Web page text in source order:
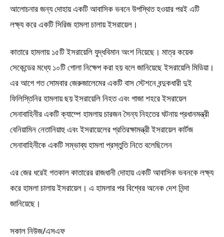
আলোচনার জন্য দোহায় একটি আবাসিক ভবনে উপস্থিত হওয়ার পরই এটি
লক্ষ্য করে একটি সিরিজ হামলা চালায় ইসরায়েল।
কাতারে হামলায় ১৫টি ইসরায়েলি যুদ্ধবিমান অংশ নিয়েছে। মাত্র কয়েক
সেকেন্ডের মধ্যে ১০টি গোলা নিক্ষেপ করা হয় বলে জানিয়েছে ইসরায়েলি মিডিয়া।
এর আগে গত সোমবার জেরুজালেমের একটি বাস স্টেশনে বন্দুকধারী দুই
ফিলিস্তিনির হামলায় ছয় ইসরায়েলি নিহত এবং গাজা শহরে ইসরায়েল
সেনাবাহিনীর একটি ক্যাম্পে হামলায় চারজন সৈন্য নিহতের ঘটনায় প্রধানমন্ত্রী
বেনিয়ামিন নেতানিয়াহু এবং ইসরায়েলের প্রতিরক্ষামন্ত্রী ইসরায়েল কার্টজ
সেনাবাহিনীকে একটি সম্ভাব্য হামলা প্রস্তুতি নিতে বলেছিলেন
এর জের ধরেই গতকাল কাতারের রাজধানী দোহায় একটি আবাসিক ভবনকে লক্ষ্য
করে হামলা চালায় ইসরায়েল। এ হামলার পর বিশ্বের অনেক দেশ নিন্দা
জানিয়েছে।
সকাল নিউজ/এসএফ